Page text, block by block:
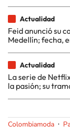
Actualidad
Feid anunció su
Medellín; fecha,
Actualidad
La serie de
la pasión; su
Colombiamoda